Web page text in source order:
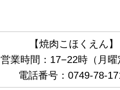
【焼肉こほくえん】
営業時間：17−22時（月曜
電話番号：0749-78-